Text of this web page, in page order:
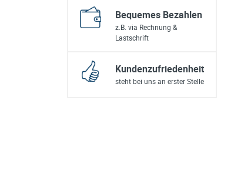
Bequemes Bezahlen
z.B. via Rechnung &
Lastschrift
Kundenzufriedenheit
steht bei uns an erster Stelle